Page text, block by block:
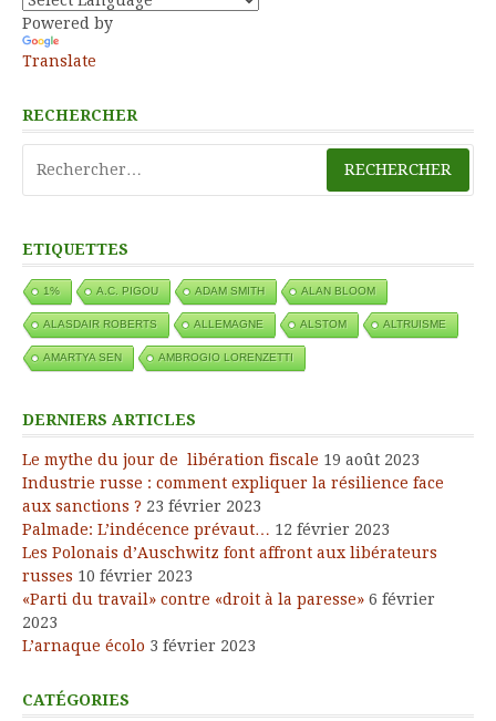
Powered by
Translate
RECHERCHER
ETIQUETTES
1% A.C. PIGOU ADAM SMITH ALAN BLOOM
ALASDAIR ROBERTS ALLEMAGNE ALSTOM ALTRUISME
AMARTYA SEN AMBROGIO LORENZETTI
DERNIERS ARTICLES
Le mythe du jour de libération fiscale 19 août 2023
Industrie russe : comment expliquer la résilience face
aux sanctions ? 23 février 2023
Palmade: L’indécence prévaut… 12 février 2023
Les Polonais d’Auschwitz font affront aux libérateurs
russes 10 février 2023
«Parti du travail» contre «droit à la paresse» 6 février
2023
L’arnaque écolo 3 février 2023
CATÉGORIES